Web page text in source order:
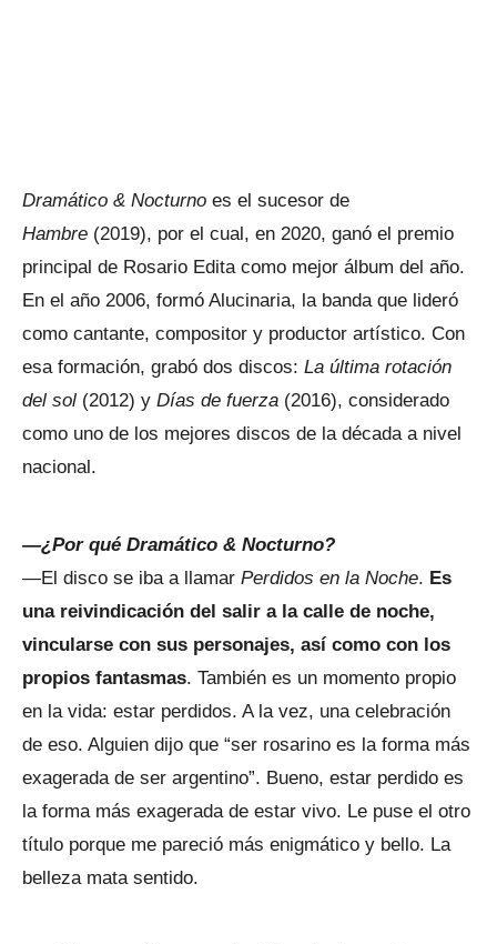
Dramático & Nocturno es el sucesor de
Hambre (2019), por el cual, en 2020, ganó el premio
principal de Rosario Edita como mejor álbum del año.
En el año 2006, formó Alucinaria, la banda que lideró
como cantante, compositor y productor artístico. Con
esa formación, grabó dos discos: La última rotación
del sol (2012) y Días de fuerza (2016), considerado
como uno de los mejores discos de la década a nivel
nacional.
—¿Por qué Dramático & Nocturno?
—El disco se iba a llamar Perdidos en la Noche. Es
una reivindicación del salir a la calle de noche,
vincularse con sus personajes, así como con los
propios fantasmas. También es un momento propio
en la vida: estar perdidos. A la vez, una celebración
de eso. Alguien dijo que “ser rosarino es la forma más
exagerada de ser argentino”. Bueno, estar perdido es
la forma más exagerada de estar vivo. Le puse el otro
título porque me pareció más enigmático y bello. La
belleza mata sentido.